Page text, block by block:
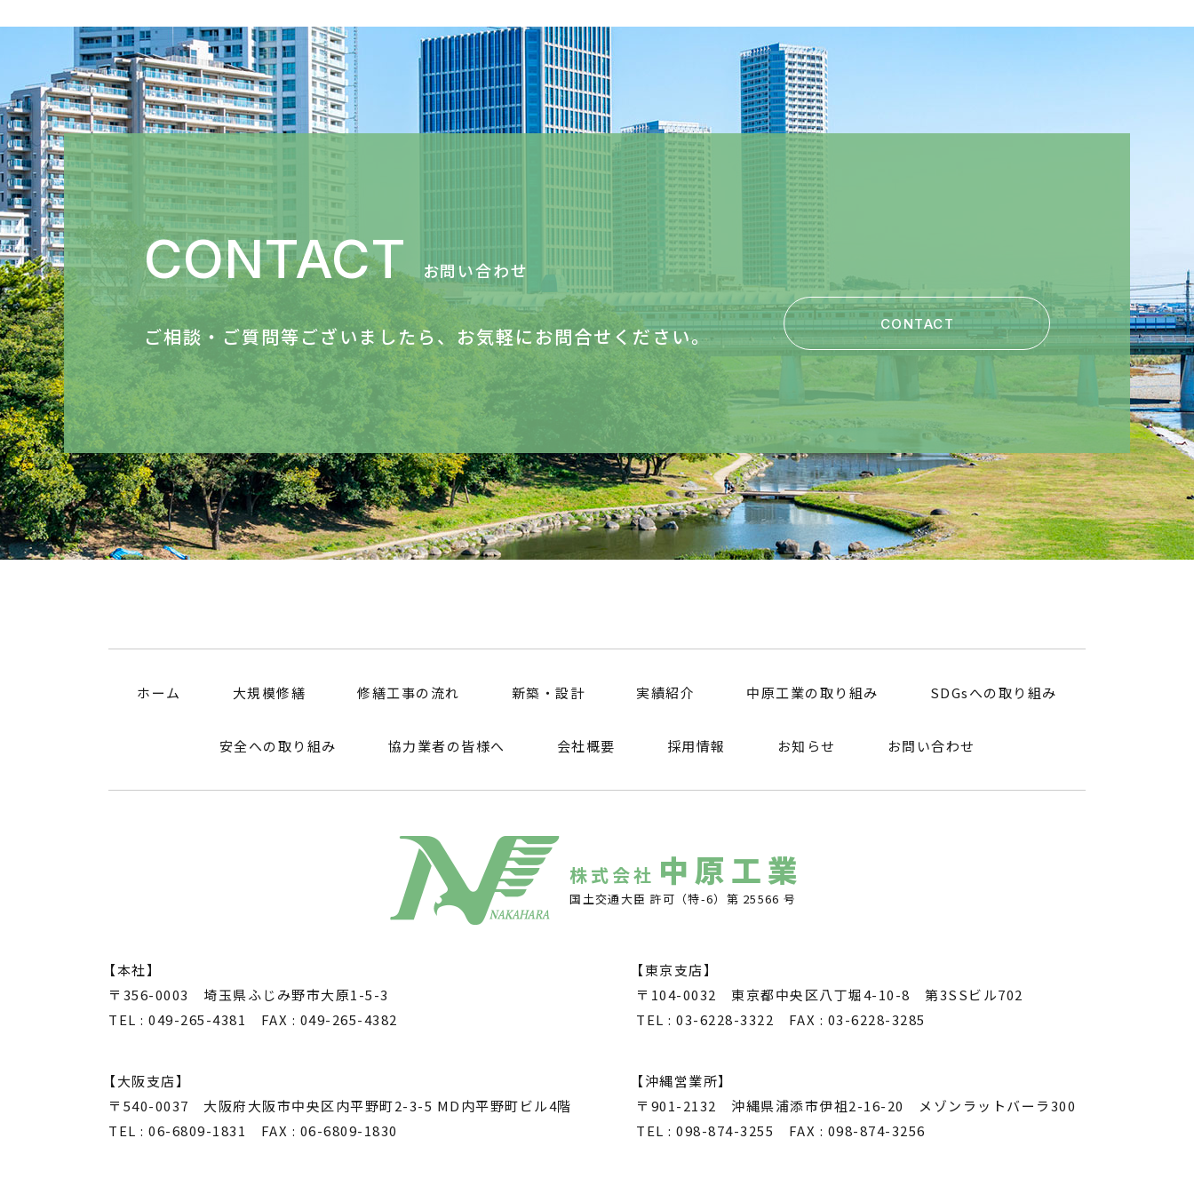
【東京支店】
〒104-0032 東京都中央区八丁堀4-10-8 第3SSビル702 TEL : 03-6228-3322 FAX : 03-6228-3285
〒540-0037 大阪府大阪市中央区内平野町2-3-5 MD内平野町ビル4階 TEL : 06-6809-1831 FAX : 06-6809-1830
【沖縄営業所】
〒901-2132 沖縄県浦添市伊祖2-16-20 メゾンラットバーラ300 TEL : 098-874-3255 FAX : 098-874-3256
CONTACT お問い合わせ
ご相談・ご質問等ございましたら、お気軽にお問合せください。 CONTACT
ホーム 大規模修繕 修繕工事の流れ 新築・設計 実績紹介 中原工業の取り組み SDGsへの取り組み
安全への取り組み 協力業者の皆様へ 会社概要 採用情報 お知らせ お問い合わせ
株式会社 中原工業
国土交通大臣 許可（特-6）第 25566 号
【本社】
〒356-0003 埼玉県ふじみ野市大原1-5-3
TEL : 049-265-4381 FAX : 049-265-4382
【東京支店】
〒104-0032 東京都中央区八丁堀4-10-8 第3SSビル702
TEL : 03-6228-3322 FAX : 03-6228-3285
【大阪支店】
〒540-0037 大阪府大阪市中央区内平野町2-3-5 MD内平野町ビル4階
TEL : 06-6809-1831 FAX : 06-6809-1830
【沖縄営業所】
〒901-2132 沖縄県浦添市伊祖2-16-20 メゾンラットバーラ300
TEL : 098-874-3255 FAX : 098-874-3256